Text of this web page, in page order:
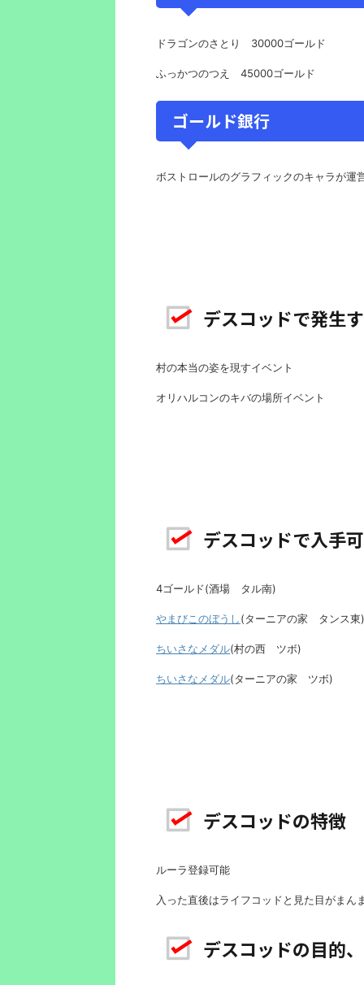
ドラゴンのさとり 30000ゴールド
ふっかつのつえ 45000ゴールド
ゴールド銀行
ボストロールのグラフィックのキャラが運
デスコッドで発生
村の本当の姿を現すイベント
オリハルコンのキバの場所イベント
デスコッドで入手
4ゴールド(酒場 タル南)
やまびこのぼうし(ターニアの家 タンス東)
ちいさなメダル(村の西 ツボ)
ちいさなメダル(ターニアの家 ツボ)
デスコッドの特徴
ルーラ登録可能
入った直後はライフコッドと見た目がまん
デスコッドの目的